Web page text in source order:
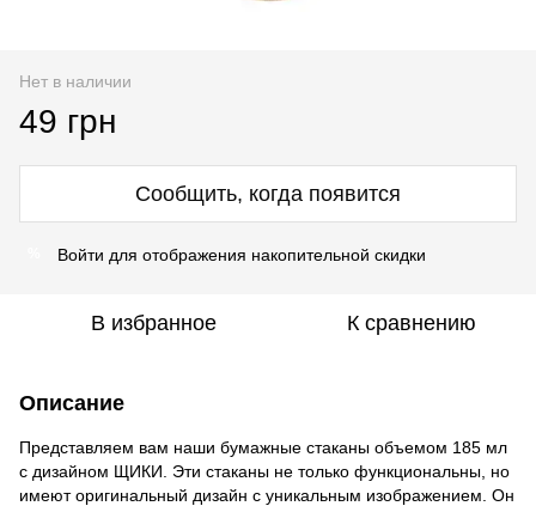
Нет в наличии
49 грн
Сообщить, когда появится
Войти для отображения накопительной скидки
В избранное К сравнению
Описание
Представляем вам наши бумажные стаканы объемом 185 мл
с дизайном ЩИКИ. Эти стаканы не только функциональны, но
имеют оригинальный дизайн с уникальным изображением. Он